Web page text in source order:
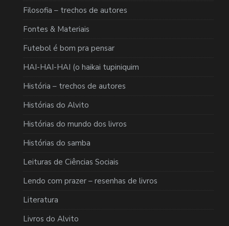
Filosofia – trechos de autores
Fontes & Materiais
Futebol é bom pra pensar
HAI-HAI-HAI (o haikai tupiniquim
História – trechos de autores
Histórias do Alvito
Histórias do mundo dos livros
Histórias do samba
Leituras de Ciências Sociais
Lendo com prazer – resenhas de livros
Literatura
Livros do Alvito